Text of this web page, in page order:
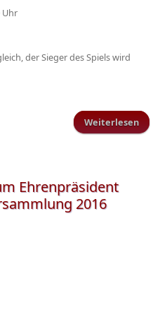
Uhr
der Sieger des Spiels wird
Weiterlesen
Ehrenpräsident
2016